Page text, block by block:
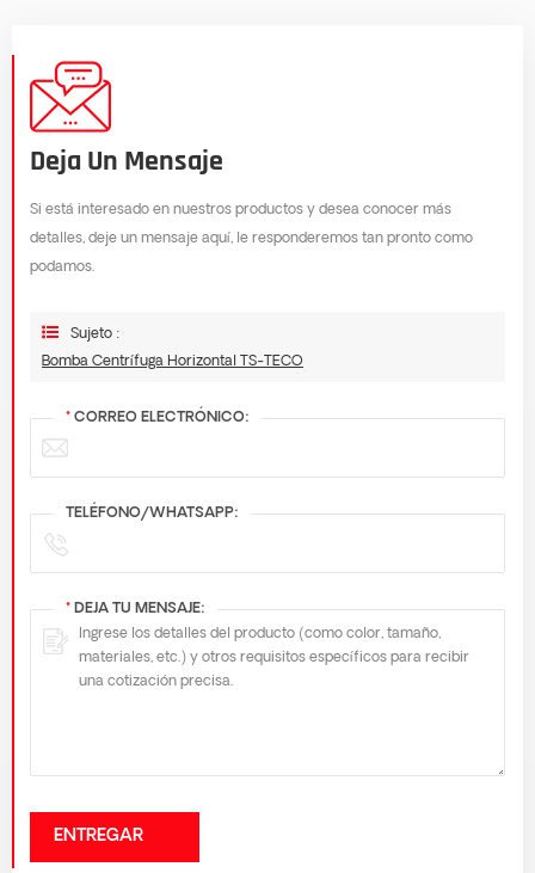
Deja Un Mensaje
Si está interesado en nuestros productos y desea conocer más
detalles, deje un mensaje aquí, le responderemos tan pronto como
podamos.
Sujeto :
Bomba Centrífuga Horizontal TS-TECO
* CORREO ELECTRÓNICO:
TELÉFONO/WHATSAPP:
* DEJA TU MENSAJE:
ENTREGAR